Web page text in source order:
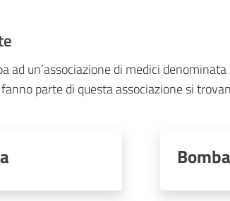
ad un’associazione di medici denominata
parte di questa associazione si